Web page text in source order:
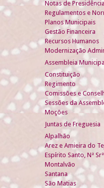
Notas de
Regulamentos e
Planos Municipais
Gestão Financeira
Recursos Humanos
Modernização
Assembleia
Constituição
Regimento
Comissões e
Sessões da
Moções
Juntas de Freguesia
Alpalhão
Arez e Amieira do
Espírito Santo, Nª
Montalvão
Santana
São Matias